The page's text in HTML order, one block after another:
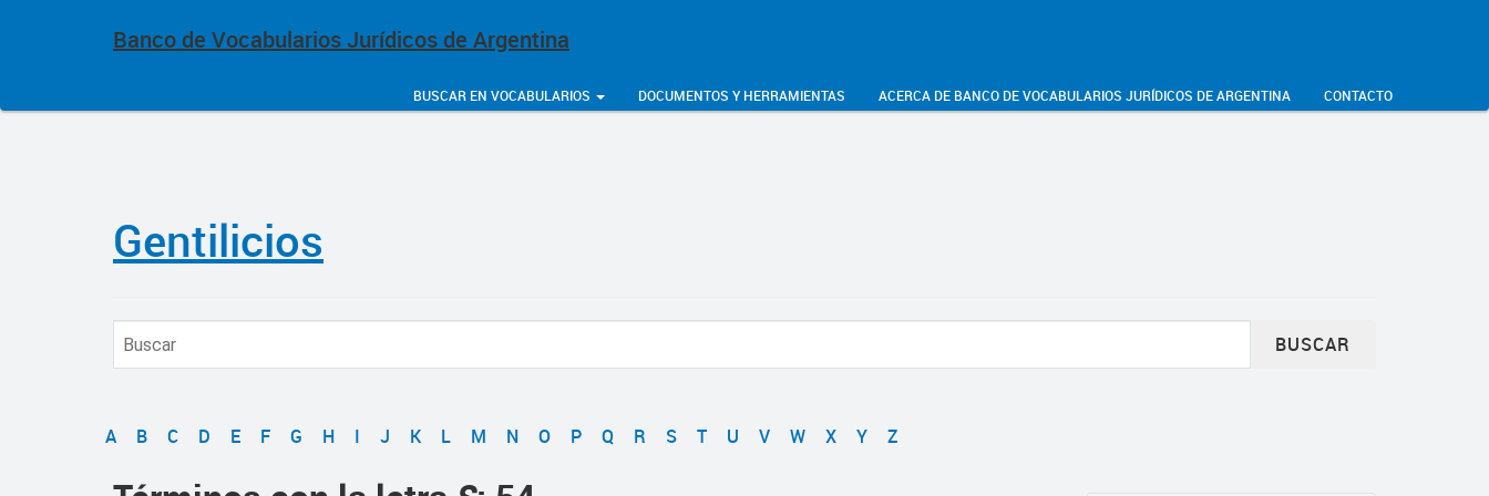
Banco de Vocabularios Jurídicos de Argentina
BUSCAR EN VOCABULARIOS DOCUMENTOS Y HERRAMIENTAS ACERCA DE BANCO DE VOCABULARIOS JURÍDICOS DE ARGENTINA CONTACTO
Gentilicios
BUSCAR
A B C D E F G H I J K L M N O P Q R S T U V W X Y Z